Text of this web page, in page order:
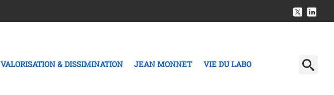
VALORISATION & DISSIMINATION JEAN MONNET VIE DU LABO